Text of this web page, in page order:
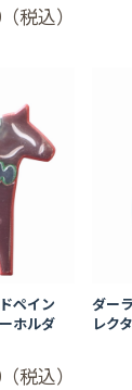
税込）
ペイン
ホルダ
税込）
ダー
レク